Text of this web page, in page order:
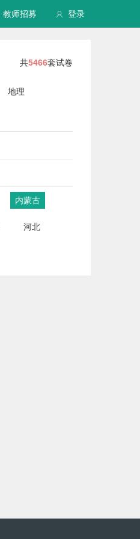
登录
教师招募
共5466套试卷
地理
内蒙古
河北